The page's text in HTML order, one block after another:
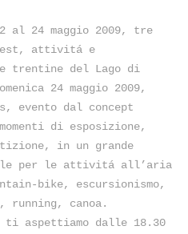
GARDA
al 24 maggio 2009, tre
attivitá e
trentine del Lago di
24 maggio 2009,
evento dal concept
di esposizione,
in un grande
per le attivitá all’aria
bike, escursionismo,
running, canoa.
ti aspettiamo dalle 18.30